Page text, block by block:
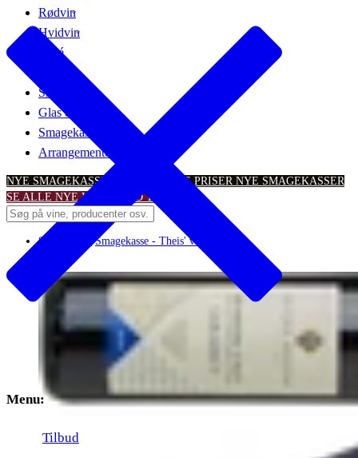
Menu:
Tilbud
Rødvin
Hvidvin
Rosé
Søde vine
Glas & tilbehør
Smagekasser
Arrangementer
NYE SMAGEKASSER – TIL SKARPE PRISER NYE SMAGEKASSER
SE ALLE NYE VINTILBUDTILBUD
Smagekasse /Smagekasse - Theis' valuekasse